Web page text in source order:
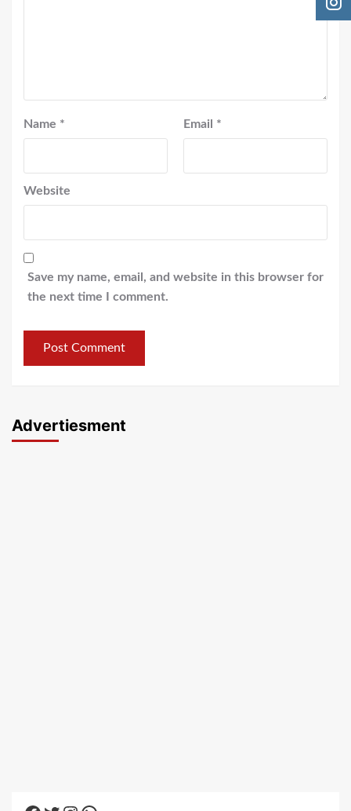
Name * Email *
Website
Save my name, email, and website in this browser for
the next time I comment.
Advertiesment